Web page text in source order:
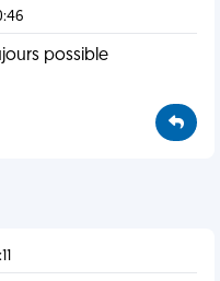
possible